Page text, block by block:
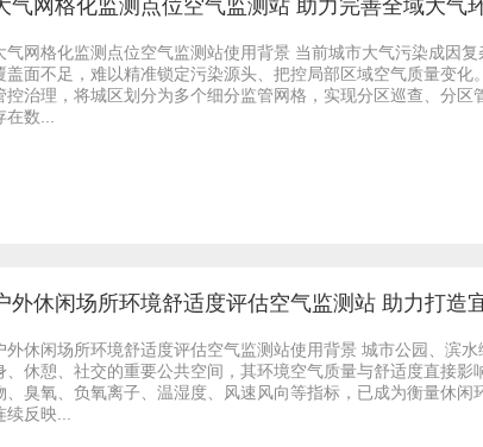
气网格化监测点位空气监测站 助力完善全域大气
气网格化监测点位空气监测站使用背景 当前城市大气污染成因
盖面不足，难以精准锁定污染源头、把控局部区域空气质量变
控治理，将城区划分为多个细分监管网格，实现分区巡查、分
在数...
外休闲场所环境舒适度评估空气监测站 助力打造
外休闲场所环境舒适度评估空气监测站使用背景 城市公园、滨
、休憩、社交的重要公共空间，其环境空气质量与舒适度直接
、臭氧、负氧离子、温湿度、风速风向等指标，已成为衡量休
续反映...